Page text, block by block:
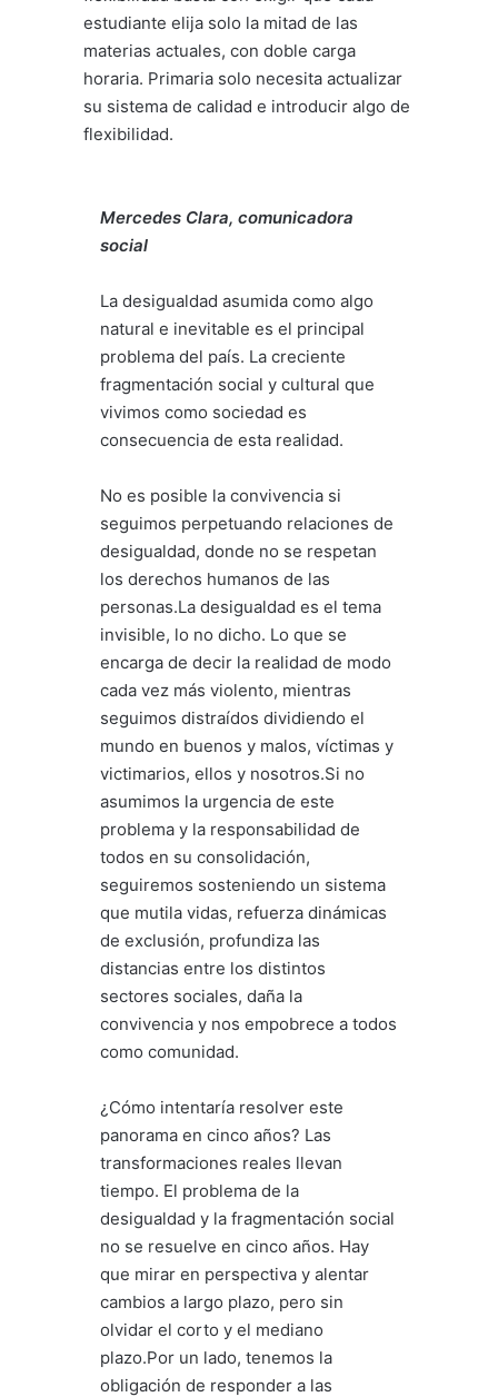
estudiante elija solo la mitad de las
materias actuales, con doble carga
horaria. Primaria solo necesita actualizar
su sistema de calidad e introducir algo de
flexibilidad.
Mercedes Clara, comunicadora
social
La desigualdad asumida como algo
natural e inevitable es el principal
problema del país. La creciente
fragmentación social y cultural que
vivimos como sociedad es
consecuencia de esta realidad.
No es posible la convivencia si
seguimos perpetuando relaciones de
desigualdad, donde no se respetan
los derechos humanos de las
personas.La desigualdad es el tema
invisible, lo no dicho. Lo que se
encarga de decir la realidad de modo
cada vez más violento, mientras
seguimos distraídos dividiendo el
mundo en buenos y malos, víctimas y
victimarios, ellos y nosotros.Si no
asumimos la urgencia de este
problema y la responsabilidad de
todos en su consolidación,
seguiremos sosteniendo un sistema
que mutila vidas, refuerza dinámicas
de exclusión, profundiza las
distancias entre los distintos
sectores sociales, daña la
convivencia y nos empobrece a todos
como comunidad.
¿Cómo intentaría resolver este
panorama en cinco años? Las
transformaciones reales llevan
tiempo. El problema de la
desigualdad y la fragmentación social
no se resuelve en cinco años. Hay
que mirar en perspectiva y alentar
cambios a largo plazo, pero sin
olvidar el corto y el mediano
plazo.Por un lado, tenemos la
obligación de responder a las